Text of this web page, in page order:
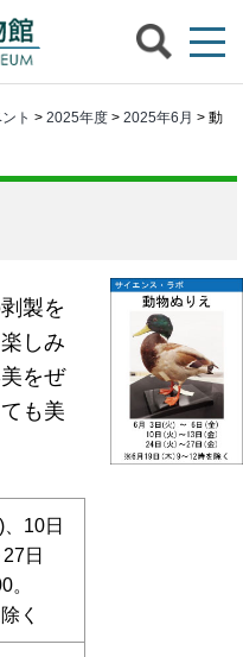
ト > 2025年度 > 2025年6月 > 動
製を
しみ
をぜ
も美
10日
日
。
く